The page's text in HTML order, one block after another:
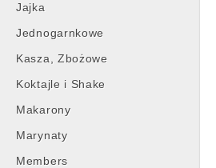
Jajka
Jednogarnkowe
Kasza, Zbożowe
Koktajle i Shake
Makarony
Marynaty
Members